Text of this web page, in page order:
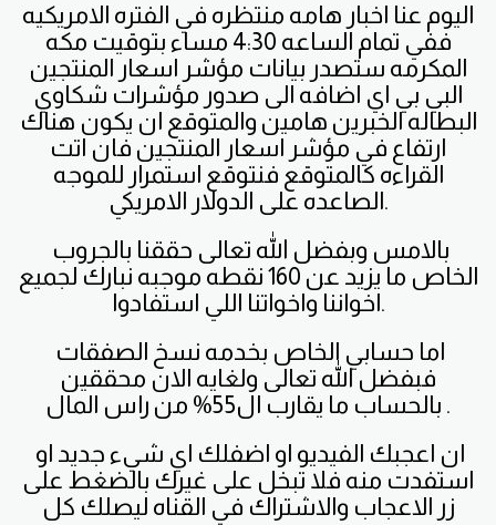
اليوم عنا اخبار هامه منتظره في الفتره الامريكيه
ففي تمام الساعه 4:30 مساء بتوقيت مكه
المكرمه ستصدر بيانات مؤشر اسعار المنتجين
البي بي اي اضافه الى صدور مؤشرات شكاوي
البطاله الخبرين هامين والمتوقع ان يكون هناك
ارتفاع في مؤشر اسعار المنتجين فان اتت
القراءه كالمتوقع فنتوقع استمرار للموجه
الصاعده على الدولار الامريكي.
الخاص ما يزيد عن 160 نقطه موجبه نبارك لجميع
اخواننا واخواتنا اللي استفادوا.
فبفضل الله تعالى ولغايه الان محققين
بالحساب ما يقارب ال55% من راس المال .
استفدت منه فلا تبخل على غيرك بالضغط على
زر الاعجاب والاشتراك في القناه ليصلك كل